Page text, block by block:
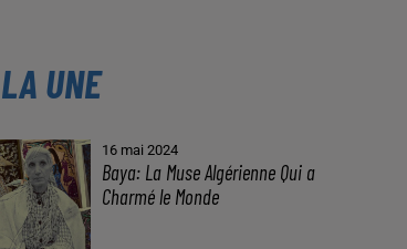
UNE
16 mai 2024
Baya: La Muse Algérienne Qui a
Charmé le Monde